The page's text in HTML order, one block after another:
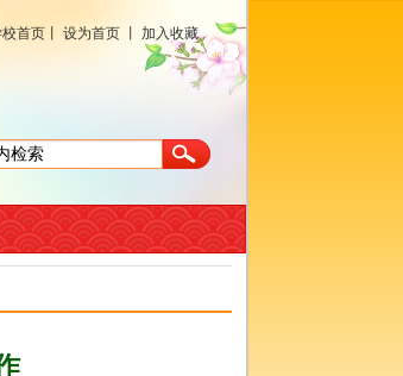
首页 设为首页 加入收藏